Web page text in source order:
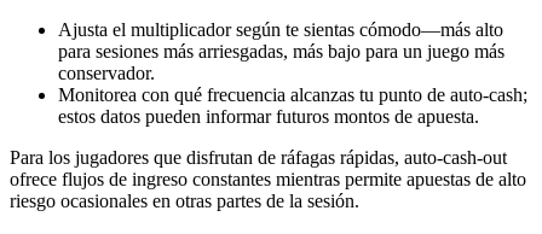
Ajusta el multiplicador según te sientas cómodo—más alto
para sesiones más arriesgadas, más bajo para un juego más
conservador.
Monitorea con qué frecuencia alcanzas tu punto de auto‑cash;
estos datos pueden informar futuros montos de apuesta.
Para los jugadores que disfrutan de ráfagas rápidas, auto‑cash‑out
ofrece flujos de ingreso constantes mientras permite apuestas de alto
riesgo ocasionales en otras partes de la sesión.